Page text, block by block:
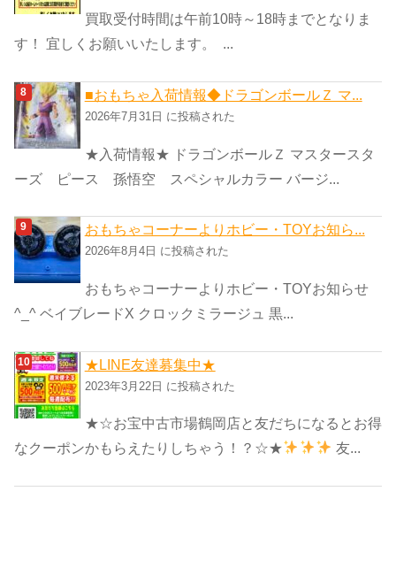
買取受付時間は午前10時～18時までとなりま
す！ 宜しくお願いいたします。 ...
■おもちゃ入荷情報◆ドラゴンボールＺ マ...
2026年7月31日 に投稿された
★入荷情報★ ドラゴンボールＺ マスタースタ
ーズ ピース 孫悟空 スペシャルカラー バージ...
おもちゃコーナーよりホビー・TOYお知ら...
2026年8月4日 に投稿された
おもちゃコーナーよりホビー・TOYお知らせ
^_^ ベイブレードX クロックミラージュ 黒...
★LINE友達募集中★
2023年3月22日 に投稿された
★☆お宝中古市場鶴岡店と友だちになるとお得
なクーポンかもらえたりしちゃう！？☆★
友...